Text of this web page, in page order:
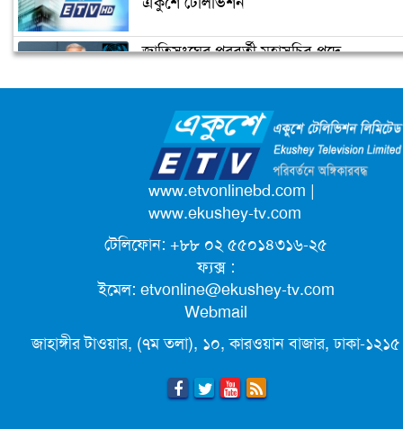
সপরিবারে আইসোলেশনে সালমান খান
জাতিসংঘের পরবর্তী মহাসচিব পদে
ক্যাম্পাস অ্যাম্বাসেডর নিয়োগ দিচ্ছে একুশে
টেলিভিশন
পদোন্নতি পেয়ে সচিব হলেন ২ কর্মকর্তা
লিগ্যাল এইডের মাধ্যমে সন্তান ফিরে পেল
সেই কিশোরী মা জুঁই
জেট ফুয়েলের দাম কমলো লিটারে ১৯ টাকা
মূল্যস্ফীতি কমে জুনে ৯ দশমিক ১৬ শতাংশ
www.etvonlinebd.com |
www.ekushey-tv.com
টেলিফোন: +৮৮ ০২ ৫৫০১৪৩১৬-২৫
ফ্যক্স :
ইমেল: etvonline@ekushey-tv.com
Webmail
জাহাঙ্গীর টাওয়ার, (৭ম তলা), ১০, কারওয়ান বাজার, ঢাকা-১২১৫